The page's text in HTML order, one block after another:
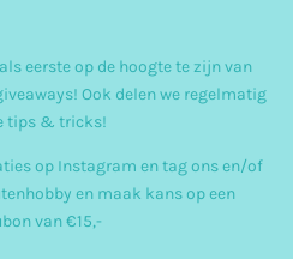
t
a
g
r
a
eerste op de hoogte te zijn van
Ook delen we regelmatig
tips & tricks!
op Instagram en tag ons en/of
en maak kans op een
van €15,-